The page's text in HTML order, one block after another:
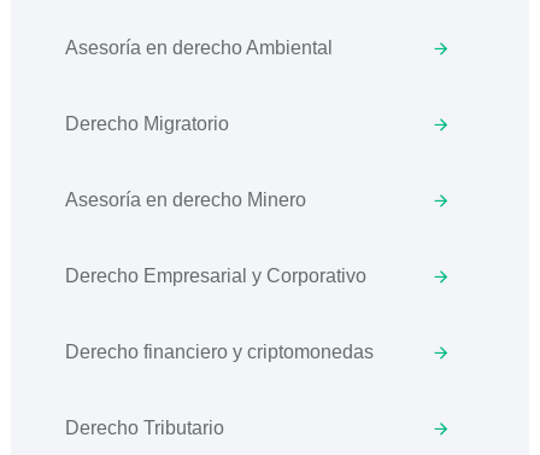
Asesoría en derecho Ambiental
Derecho Migratorio
Asesoría en derecho Minero
Derecho Empresarial y Corporativo
Derecho financiero y criptomonedas
Derecho Tributario